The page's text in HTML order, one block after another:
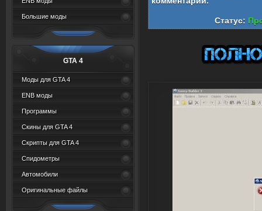
Большие моды
GTA 4
Моды для GTA 4
ENB моды
Программы
Скины для GTA 4
Скрипты для GTA 4
Спидометры
Автомобили
Оригинальные файлы
Статус: